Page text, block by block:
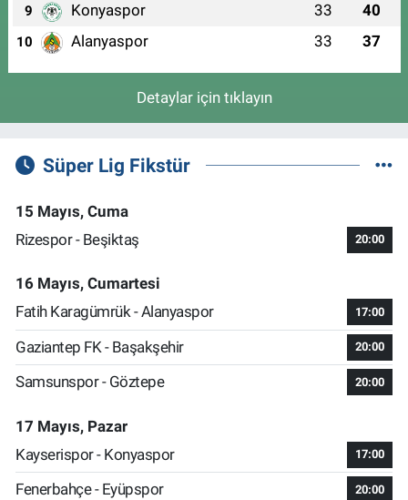
9 Konyaspor 33 40
10 Alanyaspor 33 37
Detaylar için tıklayın
Süper Lig Fikstür
15 Mayıs, Cuma
Rizespor - Beşiktaş
20:00
16 Mayıs, Cumartesi
Fatih Karagümrük - Alanyaspor
17:00
Gaziantep FK - Başakşehir 20:00
Samsunspor - Göztepe 20:00
17 Mayıs, Pazar
Kayserispor - Konyaspor
17:00
Fenerbahçe - Eyüpspor 20:00